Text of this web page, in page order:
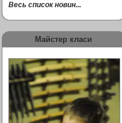
Весь список новин...
Майстер класи